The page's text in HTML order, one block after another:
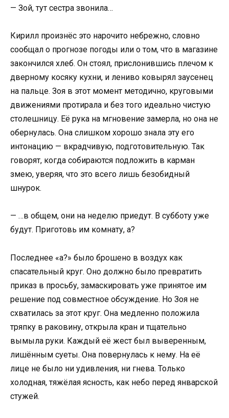
— Зой, тут сестра звонила…
Кирилл произнёс это нарочито небрежно, словно
сообщал о прогнозе погоды или о том, что в магазине
закончился хлеб. Он стоял, прислонившись плечом к
дверному косяку кухни, и лениво ковырял заусенец
на пальце. Зоя в этот момент методично, круговыми
движениями протирала и без того идеально чистую
столешницу. Её рука на мгновение замерла, но она не
обернулась. Она слишком хорошо знала эту его
интонацию — вкрадчивую, подготовительную. Так
говорят, когда собираются подложить в карман
змею, уверяя, что это всего лишь безобидный
шнурок.
— …в общем, они на неделю приедут. В субботу уже
будут. Приготовь им комнату, а?
Последнее «а?» было брошено в воздух как
спасательный круг. Оно должно было превратить
приказ в просьбу, замаскировать уже принятое им
решение под совместное обсуждение. Но Зоя не
схватилась за этот круг. Она медленно положила
тряпку в раковину, открыла кран и тщательно
вымыла руки. Каждый её жест был выверенным,
лишённым суеты. Она повернулась к нему. На её
лице не было ни удивления, ни гнева. Только
холодная, тяжёлая ясность, как небо перед январской
стужей.